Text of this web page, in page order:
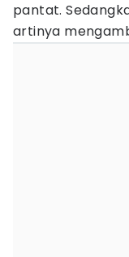
pantat.
artinya